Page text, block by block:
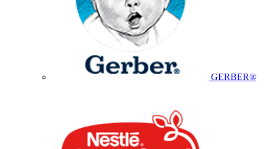
GERBER®